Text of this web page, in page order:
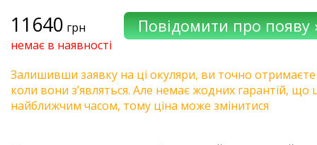
11640 грн
немає в наявності
Залишивши заявку на ці окуляри, ви точно
коли вони з’являться. Але немає жодних гарантій, що
найближчим часом, тому ціна може змінитися